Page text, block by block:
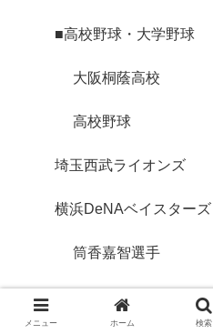
■高校野球・大学野球
大阪桐蔭高校
高校野球
埼玉西武ライオンズ
横浜DeNAベイスターズ
筒香嘉智選手
広島東洋カープ
メニュー ホーム 検索